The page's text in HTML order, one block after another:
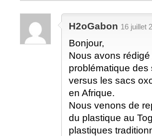
H2oGabon 16 juillet
Bonjour,
Nous avons
problématique
versus les sacs
en Afrique.
Nous venons de
du plastique au
plastiques